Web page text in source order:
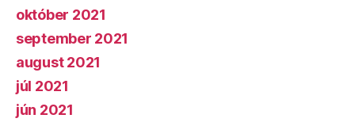
október 2021
september 2021
august 2021
júl 2021
jún 2021